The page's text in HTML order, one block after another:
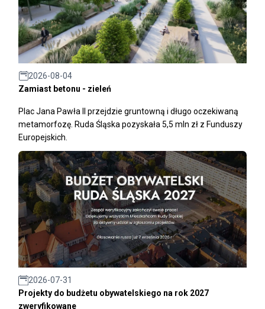
2026-08-04
Zamiast betonu - zieleń
Plac Jana Pawła II przejdzie gruntowną i długo oczekiwaną
metamorfozę. Ruda Śląska pozyskała 5,5 mln zł z Funduszy
Europejskich.
2026-07-31
Projekty do budżetu obywatelskiego na rok 2027
zweryfikowane